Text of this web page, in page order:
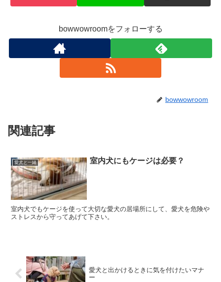
bowwowroomをフォローする
bowwowroom
関連記事
愛犬と一緒 室内犬にもケージは必要？
室内犬でもケージを使って大切な愛犬の居場所にして、愛犬を危険や
ストレスから守ってあげて下さい。
愛犬と出かけるときに気を付けたいマナ
ー